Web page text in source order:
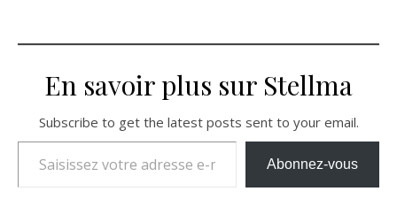
En savoir plus sur Stellma
Subscribe to get the latest posts sent to your email.
Saisissez votre adresse e-mail…
Abonnez-vous